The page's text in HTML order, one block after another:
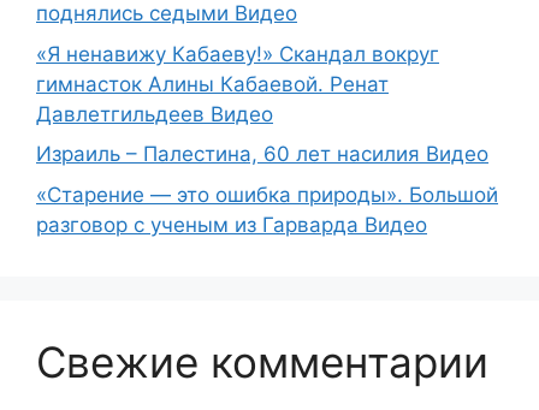
поднялись седыми Видео
«Я ненавижу Кабаеву!» Скандал вокруг
гимнасток Алины Кабаевой. Ренат
Давлетгильдеев Видео
Израиль – Палестина, 60 лет насилия Видео
«Старение — это ошибка природы». Большой
разговор с ученым из Гарварда Видео
Свежие комментарии